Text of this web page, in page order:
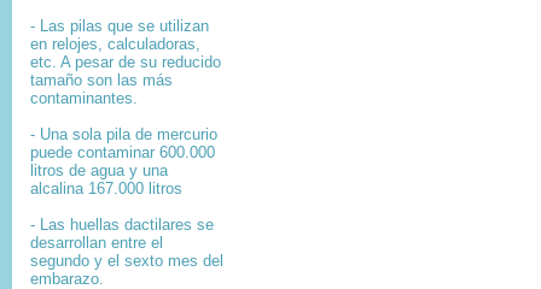
- Las pilas que se utilizan
en relojes, calculadoras,
etc. A pesar de su reducido
tamaño son las más
contaminantes.
- Una sola pila de mercurio
puede contaminar 600.000
litros de agua y una
alcalina 167.000 litros
- Las huellas dactilares se
desarrollan entre el
segundo y el sexto mes del
embarazo.